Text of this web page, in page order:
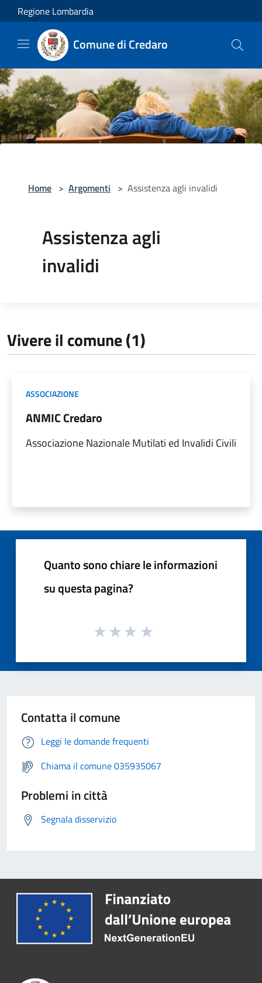
Salta al contenuto principale
Regione Lombardia
Comune di Credaro
Home > Argomenti > Assistenza agli invalidi
Assistenza agli
invalidi
Vivere il comune (1)
ASSOCIAZIONE
ANMIC Credaro
Associazione Nazionale Mutilati ed Invalidi Civili
Quanto sono chiare le informazioni
su questa pagina?
Contatta il comune
Leggi le domande frequenti
Chiama il comune 035935067
Problemi in città
Segnala disservizio